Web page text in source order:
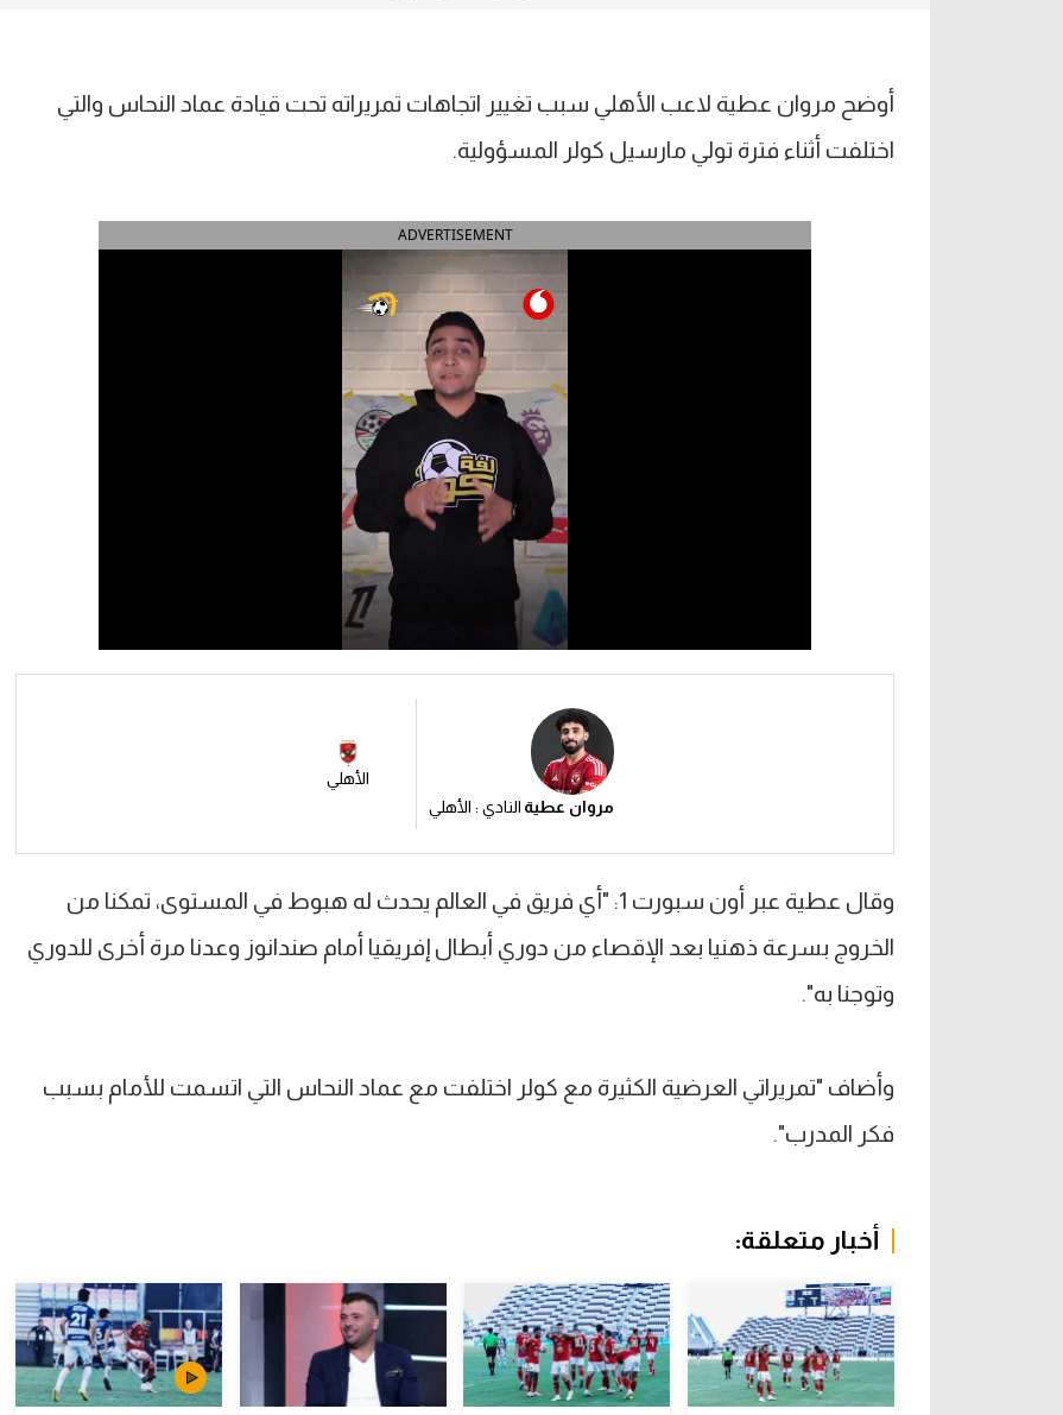
أوضح مروان عطية لاعب الأهلي سبب تغيير اتجاهات تمريراته تحت قيادة عماد النحاس والتي
اختلفت أثناء فترة تولي مارسيل كولر المسؤولية.
ADVERTISEMENT
مروان عطية النادي : الأهلي
الأهلي
وقال عطية عبر أون سبورت 1: "أي فريق في العالم يحدث له هبوط في المستوى، تمكنا من
الخروج بسرعة ذهنيا بعد الإقصاء من دوري أبطال إفريقيا أمام صندانوز وعدنا مرة أخرى للدوري
وتوجنا به".
وأضاف "تمريراتي العرضية الكثيرة مع كولر اختلفت مع عماد النحاس التي اتسمت للأمام بسبب
فكر المدرب".
أخبار متعلقة: